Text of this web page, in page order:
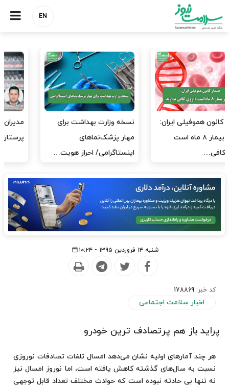
EN
مدیران پرستاری باید حامی
پرستاران باشند، نه عامل فشار
مدیریت سلامت، میدان
آزمون و خطا نیست
شنبه ۱۴ فروردین ۱۳۹۵ - ۱۰:۲۴
کد خبر: 178869
اخبار سلامت اجتماعی
پراید باز هم پرتصادف ترین خودرو
هر چند آمارهای اولیه نشان می‌دهد امسال تلفات تصادفات نوروزی
نسبت به سال‌های گذشته كاهش یافته است، اما نوروز امسال نیز
نه تنها بی حادثه نبوده است كه حوادث مختلف تعداد قابل توجهی